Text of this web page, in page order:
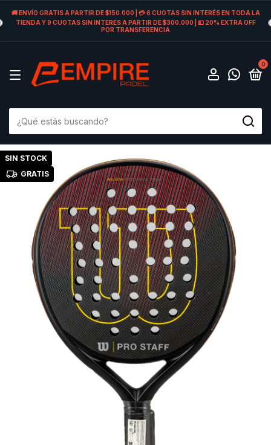
🚚 ENVÍO GRATIS A PARTIR DE $150.000 | 💳 6 CUOTAS SIN INTERÉS EN TODA LA
TIENDA Y 9 CUOTAS SIN INTERES A PARTIR DE $300.000 | 💵 20% EXTRA OFF
POR TRANSFERENCIA
0
SIN STOCK
GRATIS